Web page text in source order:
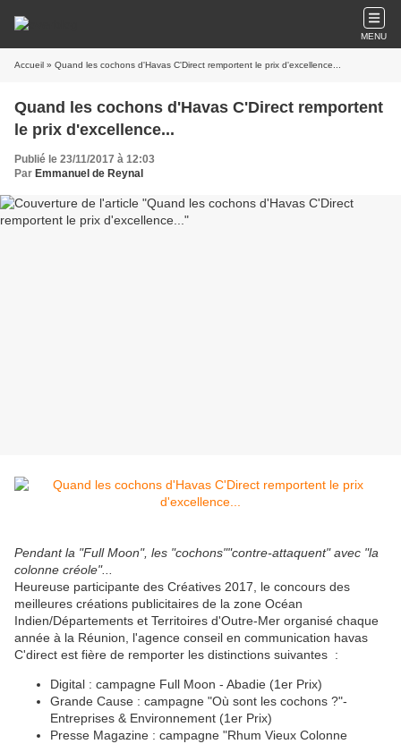
MENU
Accueil » Quand les cochons d'Havas C'Direct remportent le prix d'excellence...
Quand les cochons d'Havas C'Direct remportent
le prix d'excellence...
Publié le 23/11/2017 à 12:03
Par Emmanuel de Reynal
Pendant la "Full Moon", les "cochons""contre-attaquent" avec "la
colonne créole"...
Heureuse participante des Créatives 2017, le concours des
meilleures créations publicitaires de la zone Océan
Indien/Départements et Territoires d'Outre-Mer organisé chaque
année à la Réunion, l'agence conseil en communication havas
C'direct est fière de remporter les distinctions suivantes :
Digital : campagne Full Moon - Abadie (1er Prix)
Grande Cause : campagne "Où sont les cochons ?"-
Entreprises & Environnement (1er Prix)
Presse Magazine : campagne "Rhum Vieux Colonne